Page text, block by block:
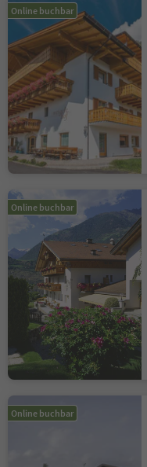
Online buchbar
Online buchbar
Online buchbar